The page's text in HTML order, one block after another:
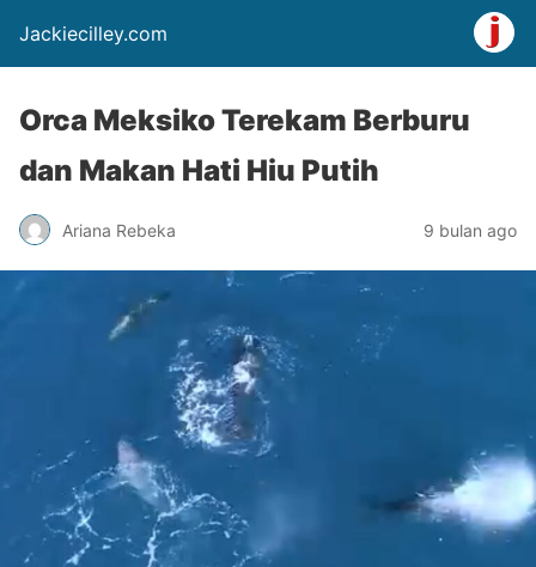
Jackiecilley.com
Orca Meksiko Terekam Berburu
dan Makan Hati Hiu Putih
Ariana Rebeka 9 bulan ago